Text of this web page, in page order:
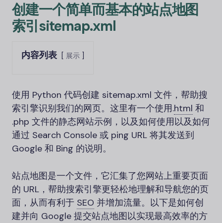
创建一个简单而基本的站点地图
索引sitemap.xml
内容列表 展示
使用 Python 代码创建 sitemap.xml 文件，帮助搜
索引擎识别我们的网页。这里有一个使用.html 和
.php 文件的静态网站示例，以及如何使用以及如何
通过 Search Console 或 ping URL 将其发送到
Google 和 Bing 的说明。
站点地图是一个文件，它汇集了您网站上重要页面
的 URL，帮助搜索引擎更轻松地理解和导航您的页
面，从而有利于 SEO 并增加流量。以下是如何创
建并向 Google 提交站点地图以实现最高效率的方